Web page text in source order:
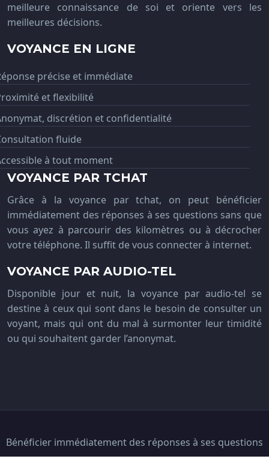
meilleure connaissance de soi et oriente vers les
meilleures décisions.
VOYANCE EN LIGNE
précise et immédiate
et flexibilité
discrétion et confidentialité
fluide
à tout moment
VOYANCE PAR TCHAT
Grâce à la voyance par tchat, on peut bénéficier
immédiatement des réponses à ses questions sans que
vous ayez à parcourir des kilomètres ou à décrocher
votre téléphone. Il suffit de vous connecter à internet.
VOYANCE PAR AUDIO-TEL
Disponible jour et nuit, la voyance par audio-tel se
destine à ceux qui sont dans le besoin de consulter un
voyant, mais qui ont du mal à surmonter leur timidité
ou qui souhaitent garder l’anonymat.
Bénéficier immédiatement des réponses à ses questions